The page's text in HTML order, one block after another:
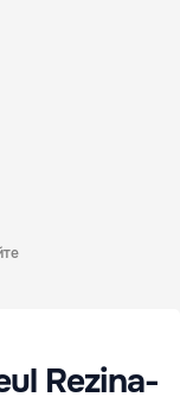
Rezina-